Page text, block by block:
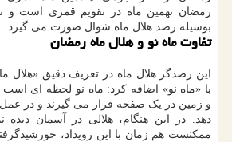
رمضان نهمین ماه در تقویم قمری است و
بوسیله رصد هلال ماه شوال صورت می گیرد.
تفاوت ماه نو و هلال ماه رمضان
این رصدگر هلال ماه در تعریف دقیق «هلال
با «ماه نو» اضافه کرد: ماه نو لحظه ای
و زمین در یک صفحه قرار می گیرند و در
دهد. در این هنگام، هلالی در آسمان
ممکنست هم زمان با این رویداد،